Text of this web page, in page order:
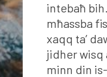
intebaħ
mħassba
xaqq ta’
jidher wisq
minn din